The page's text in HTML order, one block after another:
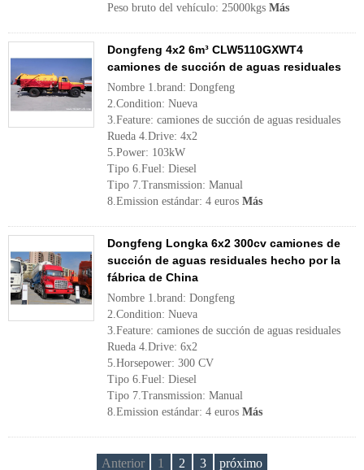
Peso bruto del vehículo: 25000kgs Más
Dongfeng 4x2 6m³ CLW5110GXWT4
camiones de succión de aguas residuales
Nombre 1.brand: Dongfeng
2.Condition: Nueva
3.Feature: camiones de succión de aguas residuales
Rueda 4.Drive: 4x2
5.Power: 103kW
Tipo 6.Fuel: Diesel
Tipo 7.Transmission: Manual
8.Emission estándar: 4 euros Más
Dongfeng Longka 6x2 300cv camiones de
succión de aguas residuales hecho por la
fábrica de China
Nombre 1.brand: Dongfeng
2.Condition: Nueva
3.Feature: camiones de succión de aguas residuales
Rueda 4.Drive: 6x2
5.Horsepower: 300 CV
Tipo 6.Fuel: Diesel
Tipo 7.Transmission: Manual
8.Emission estándar: 4 euros Más
Anterior 1 2 3 próximo